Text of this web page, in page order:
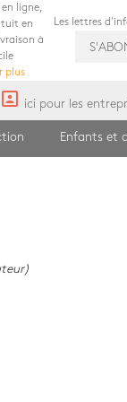
ligne,
en
à
plus
Les lettres
portrait ici pour les
Enfants et